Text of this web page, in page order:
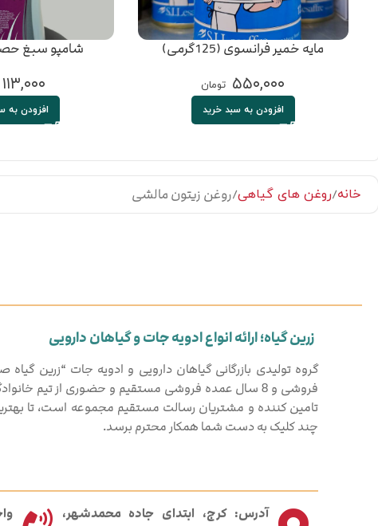
مایه خمیر فرانسوی (125گرمی)
۵۵۰,۰۰۰ تومان
افزودن به سبد خرید
شامپو سبغ
۱۱۳,۰۰۰
افزودن به
خانه روغن های گیاهی روغن زیتون مالشی
زرین گیاه؛ ارائه انواع ادویه جات و گیاهان دارویی
فروشی و 8 سال عمده فروشی مستقیم و حضوری از تیم
تامین کننده و مشتریان رسالت مستقیم مجموعه است، تا
چند کلیک به دست شما همکار محترم برسد.
آدرس: کرج، ابتدای جاده محمدشهر،